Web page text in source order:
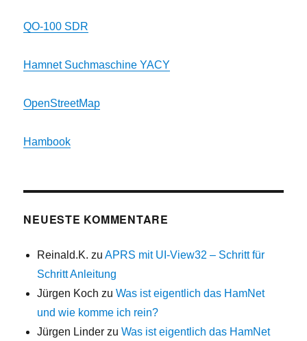
QO-100 SDR
Hamnet Suchmaschine YACY
OpenStreetMap
Hambook
NEUESTE KOMMENTARE
Reinald.K. zuAPRS mit UI-View32 – Schritt für
Schritt Anleitung
Jürgen Koch zuWas ist eigentlich das HamNet
und wie komme ich rein?
Jürgen Linder zuWas ist eigentlich das HamNet